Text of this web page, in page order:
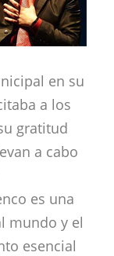
en su
a los
gratitud
a cabo
es una
mundo y el
esencial